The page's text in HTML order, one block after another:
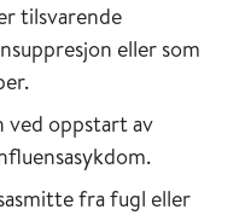
tilsvarende
eller som
ved oppstart av
fra fugl eller